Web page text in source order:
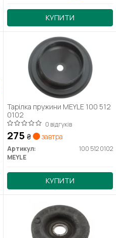
КУПИТИ
Тарілка пружини MEYLE 100 512
0102
0 відгуків
275 ₴ завтра
Артикул:
100 512 0102
MEYLE
КУПИТИ